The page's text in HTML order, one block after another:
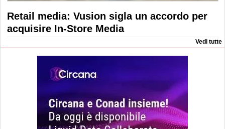
Retail media: Vusion sigla un accordo per
acquisire In-Store Media
Vedi tutte